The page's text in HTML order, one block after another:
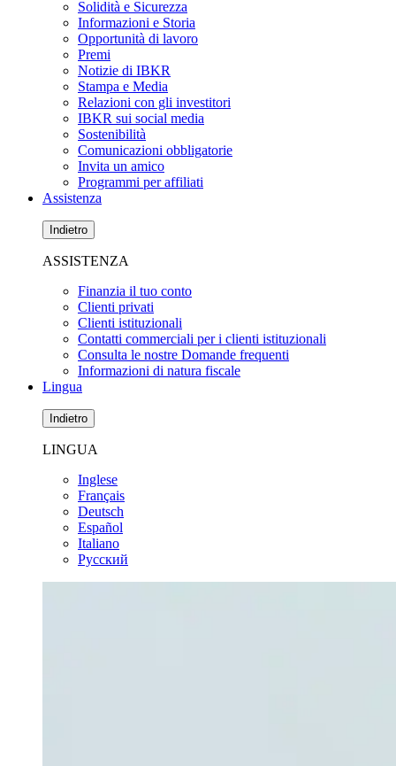
Solidità e Sicurezza
Informazioni e Storia
Opportunità di lavoro
Premi
Notizie di IBKR
Stampa e Media
Relazioni con gli investitori
IBKR sui social media
Sostenibilità
Comunicazioni obbligatorie
Invita un amico
Programmi per affiliati
Assistenza
Indietro
ASSISTENZA
Finanzia il tuo conto
Clienti privati
Clienti istituzionali
Contatti commerciali per i clienti istituzionali
Consulta le nostre Domande frequenti
Informazioni di natura fiscale
Lingua
Indietro
LINGUA
Inglese
Français
Deutsch
Español
Italiano
Pусский